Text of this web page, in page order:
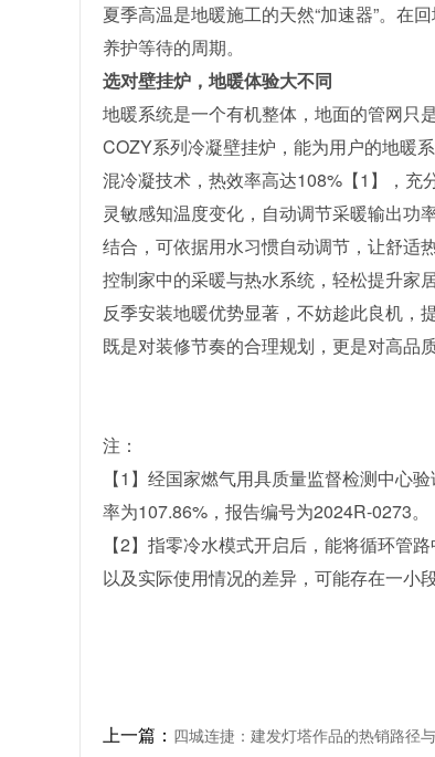
夏季高温是地暖施工的天然“加速器”。在
养护等待的周期。
选对壁挂炉，地暖体验大不同
地暖系统是一个有机整体，地面的管网只
COZY系列冷凝壁挂炉，能为用户的地暖
混冷凝技术，热效率高达108%【1】，充
灵敏感知温度变化，自动调节采暖输出功
结合，可依据用水习惯自动调节，让舒适
控制家中的采暖与热水系统，轻松提升家居
反季安装地暖优势显著，不妨趁此良机，
既是对装修节奏的合理规划，更是对高品
注：
【1】经国家燃气用具质量监督检测中心
率为107.86%，报告编号为2024R-0273。
【2】指零冷水模式开启后，能将循环管
以及实际使用情况的差异，可能存在一小段
上一篇： 四城连捷：建发灯塔作品的热销路径